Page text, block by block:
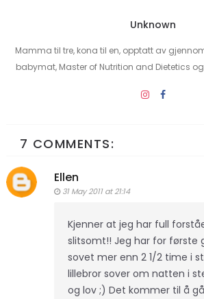
Unknown
Mamma til tre, kona til en, opptatt av
babymat, Master of Nutrition and Dietetics
7 COMMENTS:
Ellen
31 May 2011 at 21:14
Kjenner at jeg har full
slitsomt!! Jeg har for første
sovet mer enn 2 1/2 time i
lillebror sover om natten i
og lov ;) Det kommer til å